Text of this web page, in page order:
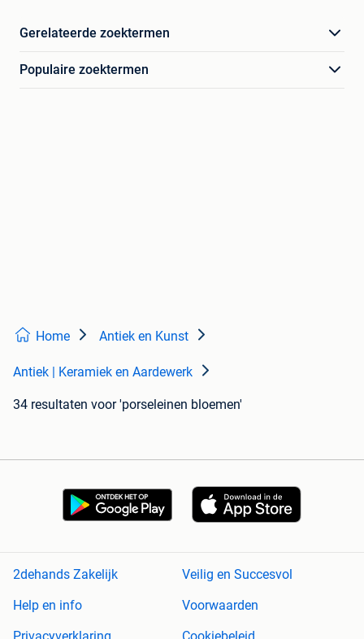
Gerelateerde zoektermen
Populaire zoektermen
Home Antiek en Kunst
Antiek | Keramiek en Aardewerk
34 resultaten voor 'porseleinen bloemen'
2dehands Zakelijk
Veilig en Succesvol
Help en info
Voorwaarden